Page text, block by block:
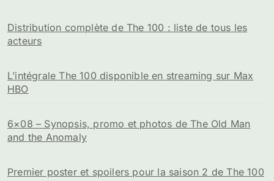
Distribution complète de The 100 : liste de tous les
acteurs
L’intégrale The 100 disponible en streaming sur Max
HBO
6×08 – Synopsis, promo et photos de The Old Man
and the Anomaly
Premier poster et spoilers pour la saison 2 de The 100